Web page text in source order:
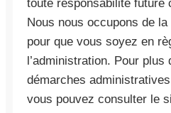
toute responsabilité future
Nous nous occupons de
pour que vous soyez en
l’administration. Pour plus
démarches
vous pouvez consulter le